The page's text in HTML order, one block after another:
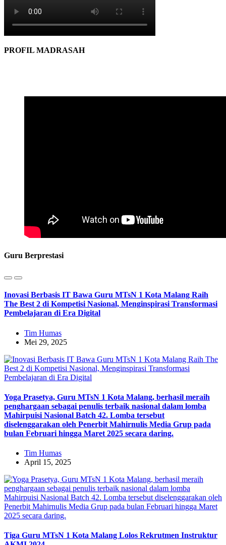
PROFIL MADRASAH
Guru Berprestasi
Inovasi Berbasis IT Bawa Guru MTsN 1 Kota Malang Raih
The Best 2 di Kompetisi Nasional, Menginspirasi Transformasi
Pembelajaran di Era Digital
Tim Humas
Mei 29, 2025
Yoga Prasetya, Guru MTsN 1 Kota Malang, berhasil meraih
penghargaan sebagai penulis terbaik nasional dalam lomba
Mahirpuisi Nasional Batch 42. Lomba tersebut
diselenggarakan oleh Penerbit Mahirnulis Media Grup pada
bulan Februari hingga Maret 2025 secara daring.
Tim Humas
April 15, 2025
Tiga Guru MTsN 1 Kota Malang Lolos Rekrutmen Instruktur